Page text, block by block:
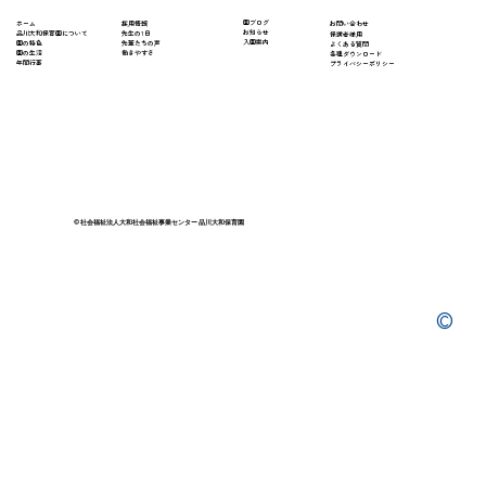
© 社会福祉法人大和社会福祉事業センター 品川大和保育園
​お問い合わせ
保護者様用
よくある質問
​各種ダウンロード
プライバシーポリシー
​園ブログ
お知らせ
入園案内
採用情報
先生の1日
先輩たちの声
働きやすさ
ホーム
​品川大和保育園について
園の特色
園の生活
年間行事
©